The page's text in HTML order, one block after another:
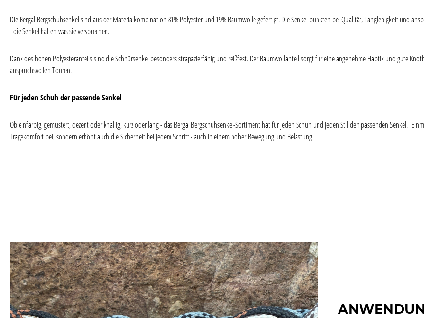
Die Bergal Bergschuhsenkel sind aus der Materialkombination 81% Polyester und 19% Baumwolle gefertigt. Die Senkel punkten bei Qualität, Langlebigkeit und
- die Senkel halten was sie versprechen.
Dank des hohen Polyesteranteils sind die Schnürsenkel besonders strapazierfähig und reißfest. Der Baumwollanteil sorgt für eine angenehme Haptik und gute
anspruchsvollen Touren.
Für jeden Schuh der passende Senkel
Ob einfarbig, gemustert, dezent oder knallig, kurz oder lang - das Bergal Bergschuhsenkel-Sortiment hat für jeden Schuh und jeden Stil den passenden Senkel.
Tragekomfort bei, sondern erhöht auch die Sicherheit bei jedem Schritt - auch in einem hoher Bewegung und Belastung.